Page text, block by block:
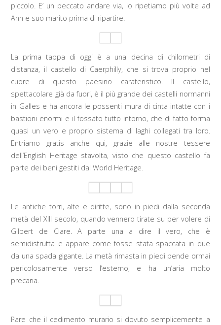
piccolo. E’ un peccato andare via, lo ripetiamo più volte ad
Ann e suo marito prima di ripartire.
La prima tappa di oggi è a una decina di chilometri di
distanza, il castello di Caerphilly, che si trova proprio nel
cuore di questo paesino carateristico. Il castello,
spettacolare già da fuori, è il più grande dei castelli normanni
in Galles e ha ancora le possenti mura di cinta intatte con i
bastioni enormi e il fossato tutto intorno, che di fatto forma
quasi un vero e proprio sistema di laghi collegati tra loro.
Entriamo gratis anche qui, grazie alle nostre tessere
dell’English Heritage stavolta, visto che questo castello fa
parte dei beni gestiti dal World Heritage.
Le antiche torri, alte e diritte, sono in piedi dalla seconda
metà del XIII secolo, quando vennero tirate su per volere di
Gilbert de Clare. A parte una a dire il vero, che è
semidistrutta e appare come fosse stata spaccata in due
da una spada gigante. La metà rimasta in piedi pende ormai
pericolosamente verso l’esterno, e ha un’aria molto
precaria.
Pare che il cedimento murario si dovuto semplicemente a